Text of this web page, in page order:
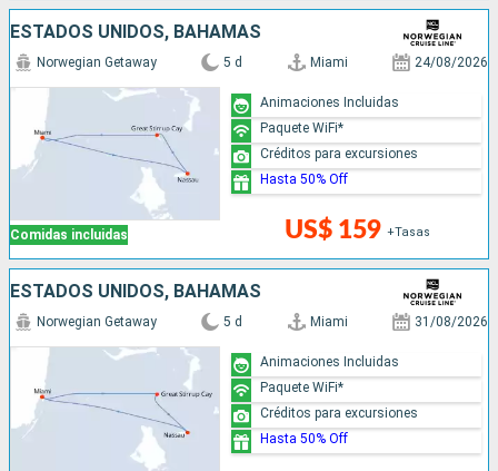
ESTADOS UNIDOS, BAHAMAS
Comidas incluidas
Norwegian Getaway 5 d Miami 24/08/2026
US$ 159 +Tasas
Animaciones Incluidas
Paquete WiFi*
Créditos para excursiones
Hasta 50% Off
ESTADOS UNIDOS, BAHAMAS
Norwegian Getaway 5 d Miami 31/08/2026
Animaciones Incluidas
Paquete WiFi*
Créditos para excursiones
Hasta 50% Off